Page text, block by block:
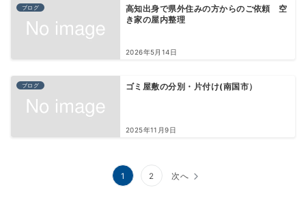
ブログ
高知出身で県外住みの方からのご依頼 空
き家の屋内整理
2026年5月14日
ブログ ゴミ屋敷の分別・片付け(南国市）
2025年11月9日
1 2 次へ